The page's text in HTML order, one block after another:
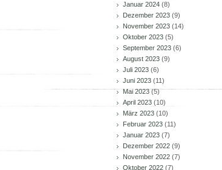
Januar 2024 (8)
Dezember 2023 (9)
November 2023 (14)
Oktober 2023 (5)
September 2023 (6)
August 2023 (9)
Juli 2023 (6)
Juni 2023 (11)
Mai 2023(5)
April 2023 (10)
März 2023 (10)
Februar 2023 (11)
Januar 2023 (7)
Dezember 2022 (9)
November 2022 (7)
Oktober 2022 (7)